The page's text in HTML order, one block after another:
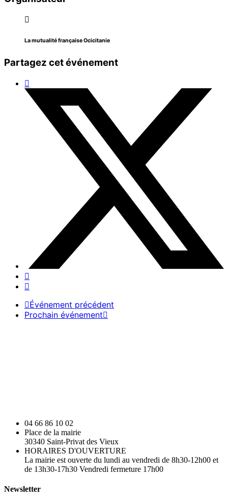
La mutualité française Ocicitanie
Partagez cet événement
Événement précédent
Prochain événement
04 66 86 10 02
Place de la mairie
30340 Saint-Privat des Vieux
HORAIRES D'OUVERTURE
La mairie est ouverte du lundi au vendredi de 8h30-12h00 et
de 13h30-17h30 Vendredi fermeture 17h00
Newsletter